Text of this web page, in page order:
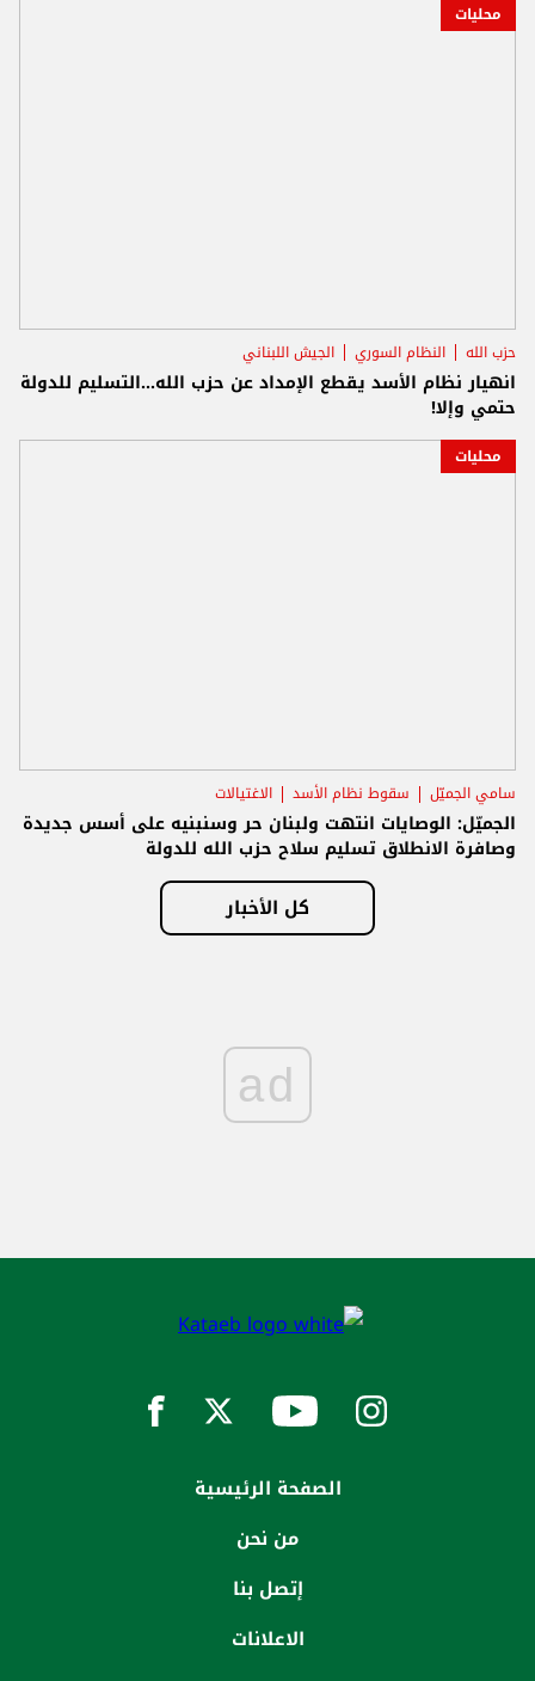
محليات
حزب الله النظام السوري الجيش اللبناني
انهيار نظام الأسد يقطع الإمداد عن حزب الله...التسليم للدولة
حتمي وإلا!
محليات
سامي الجميّل سقوط نظام الأسد الاغتيالات
الجميّل: الوصايات انتهت ولبنان حر وسنبنيه على أسس جديدة
وصافرة الانطلاق تسليم سلاح حزب الله للدولة
كل الأخبار
ad
الصفحة الرئيسية
من نحن
إتصل بنا
الاعلانات